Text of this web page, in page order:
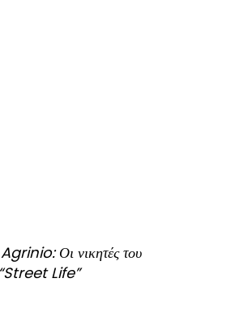
Οι νικητές του
“Street Life”